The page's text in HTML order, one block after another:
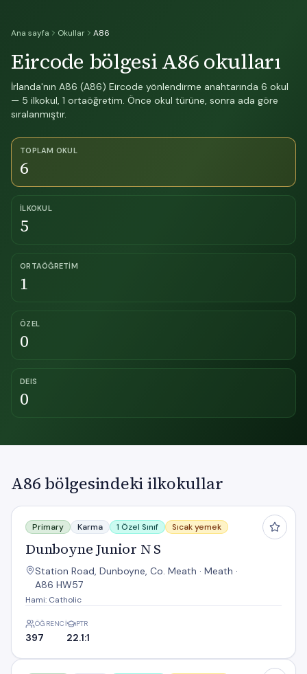
Ana sayfa Okullar A86
Eircode bölgesi A86 okulları
İrlanda'nın A86 (A86) Eircode yönlendirme anahtarında 6 okul
— 5 ilkokul, 1 ortaöğretim. Önce okul türüne, sonra ada göre
sıralanmıştır.
TOPLAM OKUL
6
İLKOKUL
5
ORTAÖĞRETIM
1
ÖZEL
0
DEIS
0
A86 bölgesindeki ilkokullar
Dunboyne Junior N S
Primary Karma 1 Özel Sınıf Sıcak yemek
Dunboyne Junior N S
Station Road, Dunboyne, Co. Meath · Meath ·
A86 HW57
Hami: Catholic
ÖĞRENCI
397
PTR
22.1:1
Dunboyne Senior N S